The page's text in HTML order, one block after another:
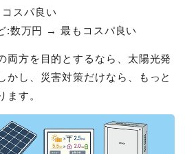
スパ良い
:数万円 → 最もコスパ良い
両方を目的とするなら、太陽光発
かし、災害対策だけなら、もっと
ます。